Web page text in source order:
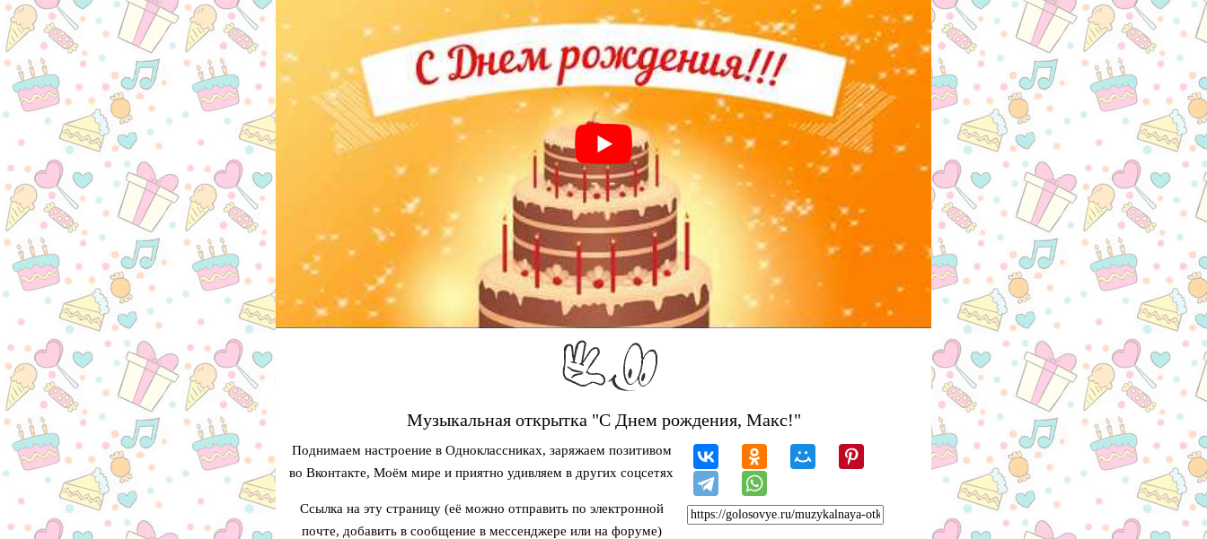
Музыкальная открытка "С Днем рождения, Макс!"
Поднимаем настроение в Одноклассниках, заряжаем позитивом
во Вконтакте, Моём мире и приятно удивляем в других соцсетях
Ссылка на эту страницу (её можно отправить по электронной
почте, добавить в сообщение в мессенджере или на форуме)